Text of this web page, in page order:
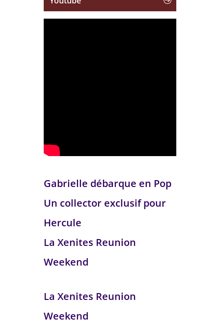
Gabrielle débarque en Pop
Un collector exclusif pour
Hercule
La Xenites Reunion
Weekend
La Xenites Reunion
Weekend